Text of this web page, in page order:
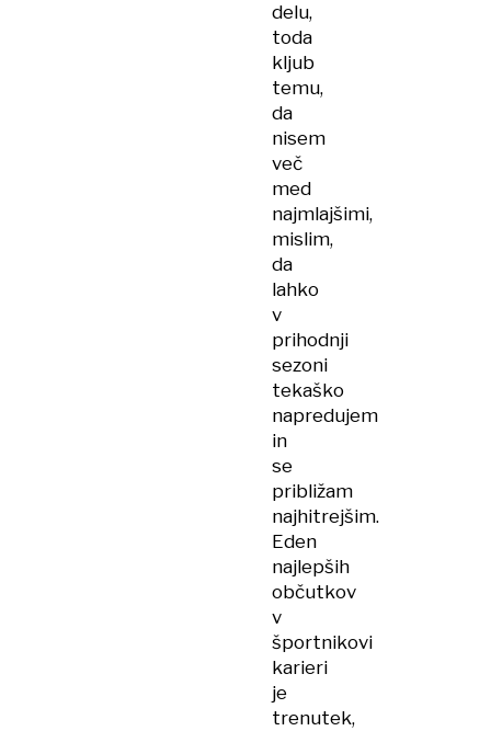
delu,
toda
kljub
temu,
da
nisem
več
med
najmlajšimi,
mislim,
da
lahko
v
prihodnji
sezoni
tekaško
napredujem
in
se
približam
najhitrejšim.
Eden
najlepših
občutkov
v
športnikovi
karieri
je
trenutek,